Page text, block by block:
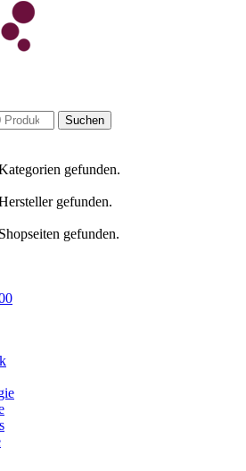
Suchen
gefunden.
gefunden.
gefunden.